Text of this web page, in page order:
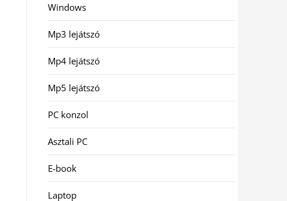
Windows
Mp3 lejátszó
Mp4 lejátszó
Mp5 lejátszó
PC konzol
Asztali PC
E-book
Laptop